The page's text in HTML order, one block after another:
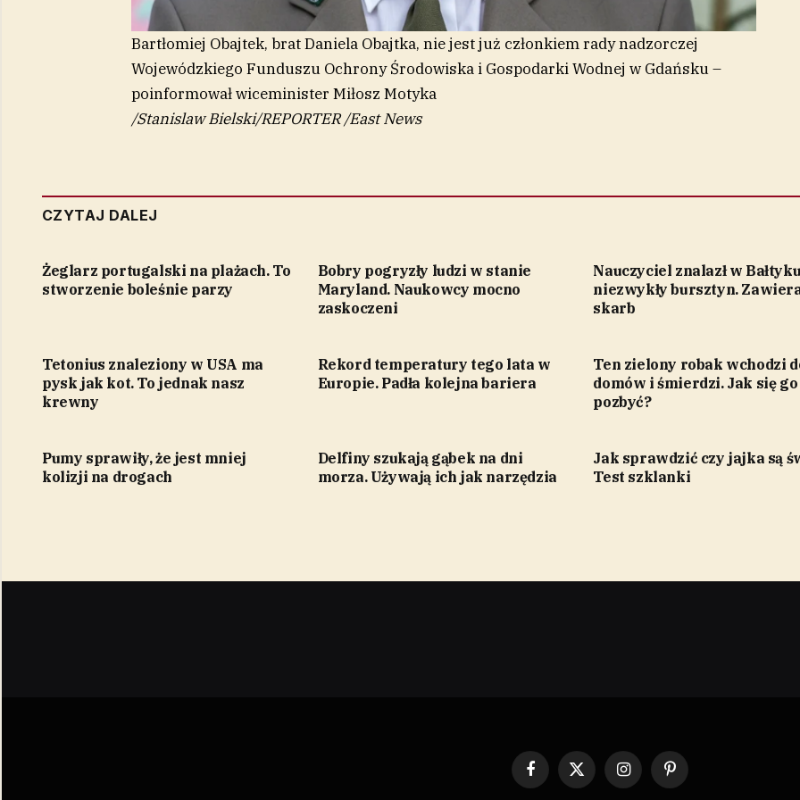
Bartłomiej Obajtek, brat Daniela Obajtka, nie jest już członkiem rady nadzorczej
Wojewódzkiego Funduszu Ochrony Środowiska i Gospodarki Wodnej w Gdańsku –
poinformował wiceminister Miłosz Motyka
/Stanislaw Bielski/REPORTER/East News
CZYTAJ DALEJ
Żeglarz portugalski na plażach. To
stworzenie boleśnie parzy
Bobry pogryzły ludzi w stanie
Maryland. Naukowcy mocno
zaskoczeni
Nauczyciel znalazł w Bałtyku
niezwykły bursztyn.
skarb
Tetonius znaleziony w USA ma
pysk jak kot. To jednak nasz
krewny
Rekord temperatury tego lata w
Europie. Padła kolejna bariera
Ten zielony robak wchodzi
domów i śmierdzi. Jak się go
pozbyć?
Pumy sprawiły, że jest mniej
kolizji na drogach
Delfiny szukają gąbek na dni
morza. Używają ich jak narzędzia
Jak sprawdzić czy jajka są
Test szklanki
Facebook
X
InstagramPinterest